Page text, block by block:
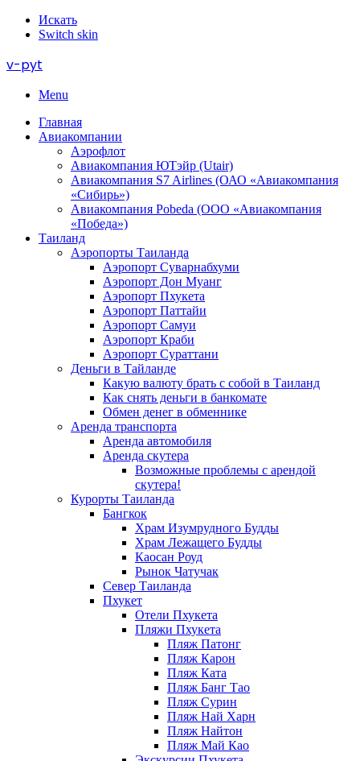
Искать
Switch skin
v-pyt
Menu
Главная
Авиакомпании
Аэрофлот
Авиакомпания ЮТэйр (Utair)
Авиакомпания S7 Airlines (ОАО «Авиакомпания
«Сибирь»)
Авиакомпания Pobeda (ООО «Авиакомпания
«Победа»)
Таиланд
Аэропорты Таиланда
Аэропорт Суварнабхуми
Аэропорт Дон Муанг
Аэропорт Пхукета
Аэропорт Паттайи
Аэропорт Самуи
Аэропорт Краби
Аэропорт Сураттани
Деньги в Тайланде
Какую валюту брать с собой в Таиланд
Как снять деньги в банкомате
Обмен денег в обменнике
Аренда транспорта
Аренда автомобиля
Аренда скутера
Возможные проблемы с арендой
скутера!
Курорты Таиланда
Бангкок
Храм Изумрудного Будды
Храм Лежащего Будды
Каосан Роуд
Рынок Чатучак
Север Таиланда
Пхукет
Отели Пхукета
Пляжи Пхукета
Пляж Патонг
Пляж Карон
Пляж Ката
Пляж Банг Тао
Пляж Сурин
Пляж Най Харн
Пляж Найтон
Пляж Май Као